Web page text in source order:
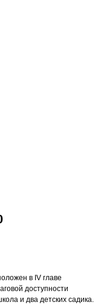
в IV главе
доступности
и два детских садика.